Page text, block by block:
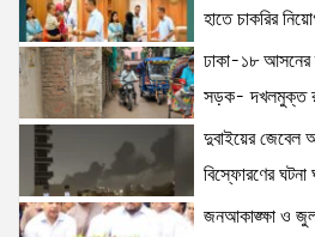
হাতে চাকরির
ঢাকা-১৮ আসনের
সড়ক- দখলমুক্ত
দুবাইয়ের জেবেল
বিস্ফোরণের ঘটনা
জনআকাঙ্ক্ষা ও